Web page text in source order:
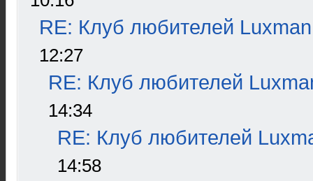
RE: Клуб любителей Luxman
12:27
RE: Клуб любителей
14:34
RE: Клуб любителей
14:58